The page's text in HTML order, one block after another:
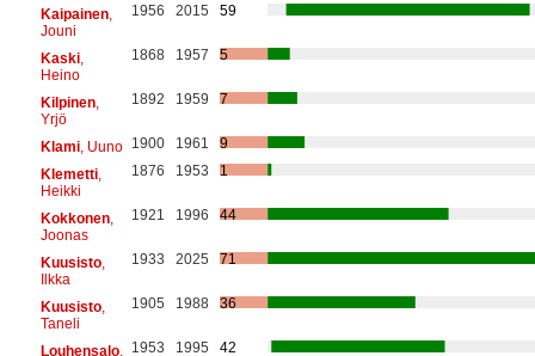
Kaipainen,
Jouni
1956 2015 59
Kaski,
Heino
1868 1957 5
Kilpinen,
Yrjö
1892 1959 7
Klami, Uuno 1900 1961
9
Klemetti,
Heikki
1876 1953 1
Kokkonen,
Joonas
1921 1996 44
Kuusisto,
Ilkka
1933 2025 71
Kuusisto,
Taneli
1905 1988 36
Louhensalo,
1953 1995 42